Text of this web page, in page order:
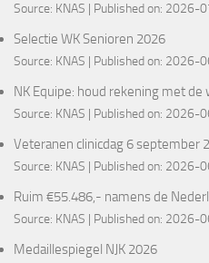
Source: KNAS Published on: 2026-
Selectie WK Senioren 2026
Source: KNAS Published on: 2026-
NK Equipe: houd rekening met
Source: KNAS Published on: 2026-
Veteranen clinicdag 6 september
Source: KNAS Published on: 2026-
Ruim €55.486,- namens de
Source: KNAS Published on: 2026-
Medaillespiegel NJK 2026